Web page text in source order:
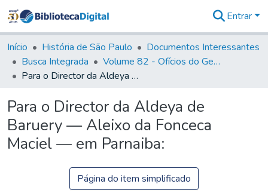
&
Coleções
Tudo na
Biblioteca
Estatísticas
Entrar
Início História de São Paulo
Documentos Interessantes
Busca Integrada
Volume 82 - Ofícios do General Martim Lopes Lobo de Saldanha (Governador da Capitania): 1779- 1780
Para o Director da Aldeya de Baruery — Aleixo da Fonceca Maciel — em Parnaiba:
Para o Director da Aldeya de
Baruery — Aleixo da Fonceca
Maciel — em Parnaiba:
Página do item simplificado